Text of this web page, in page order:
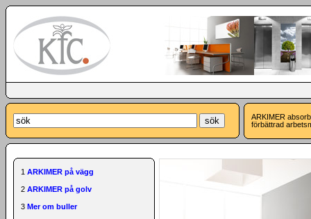
ARKIMER
förbättrad
1 ARKIMER på vägg
2 ARKIMER på golv
3 Mer om buller